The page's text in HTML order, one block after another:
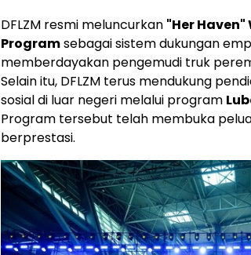
DFLZM resmi meluncurkan "Her
Programsebagai sistem dukungan
memberdayakan pengemudi truk
Selain itu, DFLZM terus mendukung
sosial di luar negeri melalui program
Program tersebut telah membuka
berprestasi.